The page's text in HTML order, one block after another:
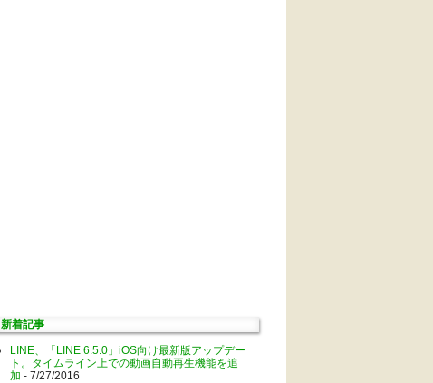
新着記事
LINE、「LINE 6.5.0」iOS向け最新版アップデー
ト。タイムライン上での動画自動再生機能を追
加 - 7/27/2016